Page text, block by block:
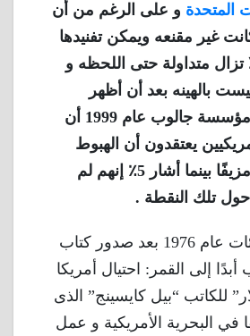
المتحدة و على الرغم من أن
غير مقنعه ويمكن تفنيدها
تزال متداولة حتى اللحظه و
بالهينه بعد أن أظهر
استطلاع أجرته مؤسسة جالوب عام 1999 أن
يعتقدون أن الهبوط
على القمر كان مزيفًا بينما أشار 5٪ إنهم لم
تلك النقطة .
بدأت تلك الادعائات عام 1976 بعد صدور كتاب
إلى القمر: احتيال أمريكا
للكاتب “بيل كايسينج” الذى
في البحرية الأمريكية و عمل